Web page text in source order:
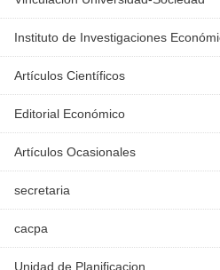
Instituto de Investigaciones
Artículos Científicos
Editorial Económico
Artículos Ocasionales
secretaria
cacpa
Unidad de Planificacion